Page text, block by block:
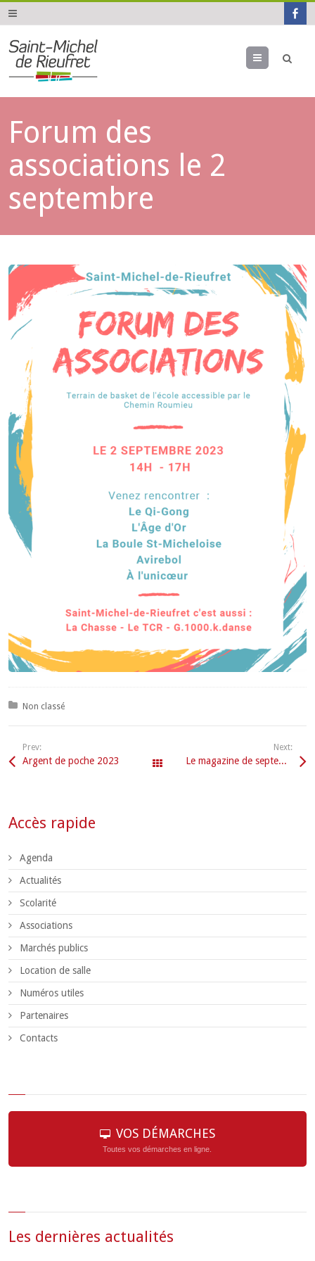
Menu
Forum des
associations le 2
septembre
Posted in:
Non classé
Prev:
Argent de poche 2023 Tous les articles
Next:
Le magazine de septembre
Accès rapide
Agenda
Actualités
Scolarité
Associations
Marchés publics
Location de salle
Numéros utiles
Partenaires
Contacts
VOS DÉMARCHES
Toutes vos démarches en ligne.
Les dernières actualités